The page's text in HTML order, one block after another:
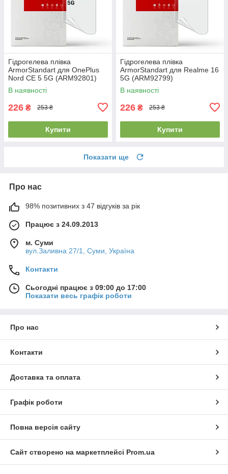
Гідрогелева плівка
ArmorStandart для OnePlus
Nord CE 5 5G (ARM92801)
В наявності
226 ₴ 253 ₴
Купити
Гідрогелева плівка
ArmorStandart для Realme 16
5G (ARM92799)
В наявності
226 ₴ 253 ₴
Купити
Показати ще
Про нас
98% позитивних з 47 відгуків за рік
Працює з 24.09.2013
м. Суми
вул.Заливна 27/1, Суми, Україна
Контакти
Сьогодні працює з 09:00 до 17:00
Показати весь графік роботи
Про нас
Контакти
Доставка та оплата
Графік роботи
Повна версія сайту
Сайт створено на маркетплейсі Prom.ua